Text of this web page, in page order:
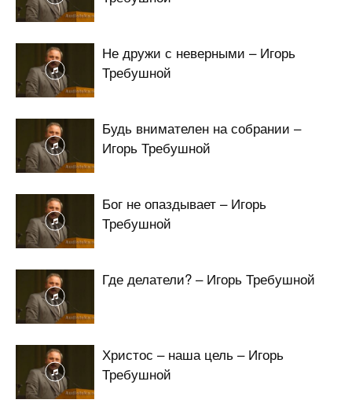
Не дружи с неверными – Игорь
Требушной
Будь внимателен на собрании –
Игорь Требушной
Бог не опаздывает – Игорь
Требушной
Где делатели? – Игорь Требушной
Христос – наша цель – Игорь
Требушной